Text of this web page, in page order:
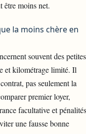
être moins net.
la moins chère en
souvent des petites
et kilométrage limité. Il
pas seulement la
premier loyer,
facultative et pénalités
une fausse bonne